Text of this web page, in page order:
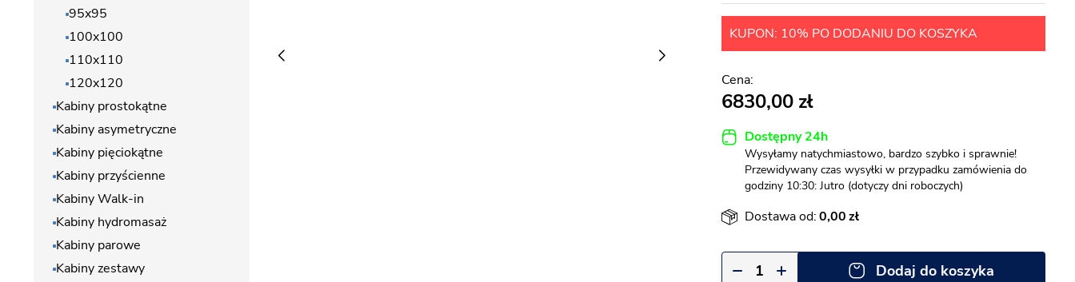
KUPON: 10% PO DODANIU DO KOSZYKA
6830,00
Dostępny 24h
Wysyłamy natychmiastowo, bardzo szybko i sprawnie!
Przewidywany czas wysyłki w przypadku zamówienia do
godziny 10:30: Jutro (dotyczy dni roboczych)
Dostawa od:0,00
Dodaj do koszyka
95x95
100x100
110x110
120x120
Kabiny prostokątne
Kabiny asymetryczne
Kabiny pięciokątne
Kabiny przyścienne
Kabiny Walk-in
Kabiny hydromasaż
Kabiny parowe
Kabiny zestawy